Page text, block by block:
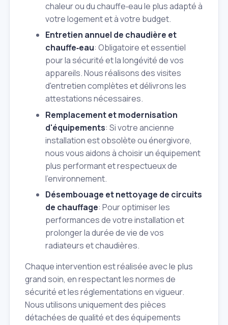
chaleur ou du chauffe‑eau le plus adapté à
votre logement et à votre budget.
Entretien annuel de chaudière et
chauffe‑eau: Obligatoire et essentiel
pour la sécurité et la longévité de vos
appareils. Nous réalisons des visites
d'entretien complètes et délivrons les
attestations nécessaires.
Remplacement et modernisation
d'équipements: Si votre ancienne
installation est obsolète ou énergivore,
nous vous aidons à choisir un équipement
plus performant et respectueux de
l'environnement.
Désembouage et nettoyage de circuits
de chauffage: Pour optimiser les
performances de votre installation et
prolonger la durée de vie de vos
radiateurs et chaudières.
Chaque intervention est réalisée avec le plus
grand soin, en respectant les normes de
sécurité et les réglementations en vigueur.
Nous utilisons uniquement des pièces
détachées de qualité et des équipements